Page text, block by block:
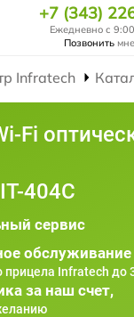
+7 (343)
Ежедневно с
Позвонить
Infratech
Fi
404C
сервис
обслуживание
прицела Infratech до
за наш счет,